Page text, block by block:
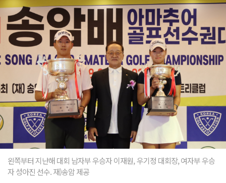
왼쪽부터 지난해 대회 남자부 우승자 이재원, 우기정 대회장, 여자부 우승
자 성아진 선수. 재)송암 제공